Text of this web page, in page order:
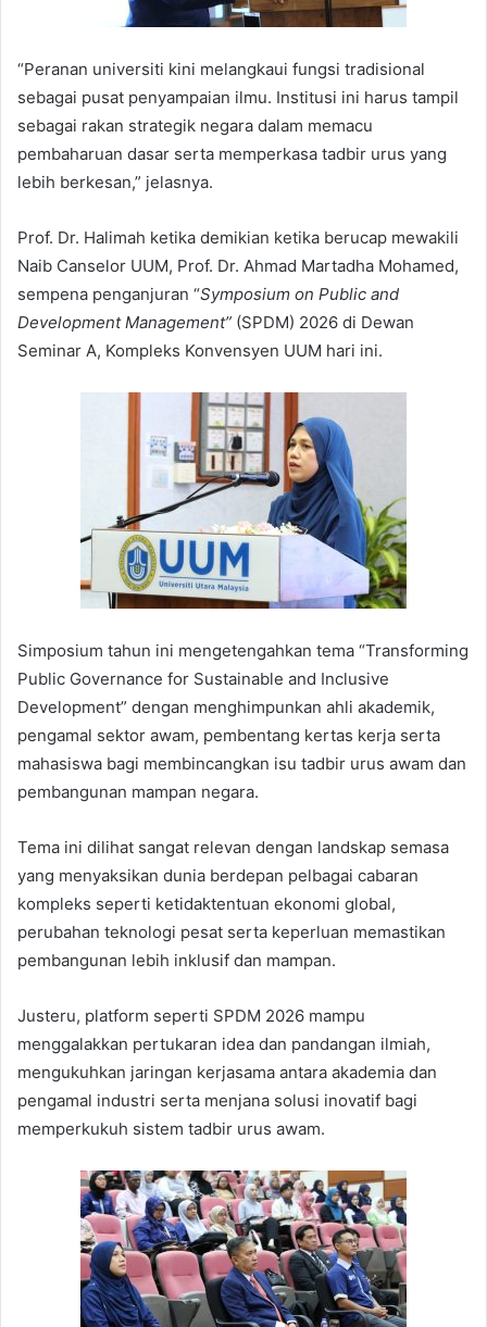
“Peranan universiti kini melangkaui fungsi tradisional
sebagai pusat penyampaian ilmu. Institusi ini harus tampil
sebagai rakan strategik negara dalam memacu
pembaharuan dasar serta memperkasa tadbir urus yang
lebih berkesan,” jelasnya.
Prof. Dr. Halimah ketika demikian ketika berucap mewakili
Naib Canselor UUM, Prof. Dr. Ahmad Martadha Mohamed,
sempena penganjuran “Symposium on Public and
Development Management” (SPDM) 2026 di Dewan
Seminar A, Kompleks Konvensyen UUM hari ini.
Simposium tahun ini mengetengahkan tema “Transforming
Public Governance for Sustainable and Inclusive
Development” dengan menghimpunkan ahli akademik,
pengamal sektor awam, pembentang kertas kerja serta
mahasiswa bagi membincangkan isu tadbir urus awam dan
pembangunan mampan negara.
Tema ini dilihat sangat relevan dengan landskap semasa
yang menyaksikan dunia berdepan pelbagai cabaran
kompleks seperti ketidaktentuan ekonomi global,
perubahan teknologi pesat serta keperluan memastikan
pembangunan lebih inklusif dan mampan.
Justeru, platform seperti SPDM 2026 mampu
menggalakkan pertukaran idea dan pandangan ilmiah,
mengukuhkan jaringan kerjasama antara akademia dan
pengamal industri serta menjana solusi inovatif bagi
memperkukuh sistem tadbir urus awam.